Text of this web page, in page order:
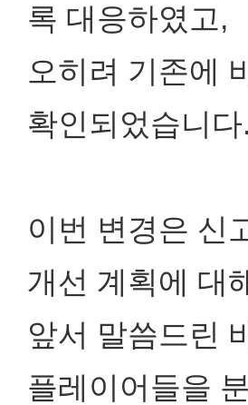
록 대응하였고,
오히려 기존에
확인되었습니다.
이번 변경은 신
개선 계획에 대
앞서 말씀드린
플레이어들을